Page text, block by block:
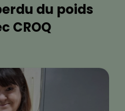
du poids
CROQ